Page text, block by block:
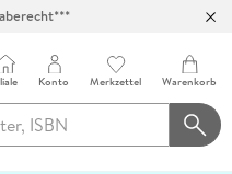
Konto Merkzettel Warenkorb